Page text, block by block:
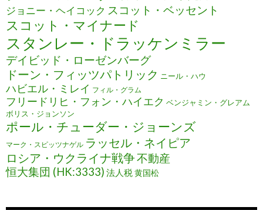
ジョニー・ヘイコック スコット・ベッセント
スコット・マイナード
スタンレー・ドラッケンミラー
デイビッド・ローゼンバーグ
ドーン・フィッツパトリック ニール・ハウ
ハビエル・ミレイ フィル・グラム
フリードリヒ・フォン・ハイエク ベンジャミン・グレアム
ボリス・ジョンソン
ポール・チューダー・ジョーンズ
マーク・スピッツナゲル ラッセル・ネイピア
ロシア・ウクライナ戦争不動産
恒大集団 (HK:3333) 法人税黄国松